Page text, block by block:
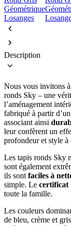
Description
Nous vous invitons
ronds Sky – une
l’aménagement
fabriqué à partir
associant ainsi
leur confèrent un
profondeur et style à
Les tapis ronds Sky
sont également
ils sont faciles à
simple. Le certificat
toute la famille.
Les couleurs
de bleu, crème et